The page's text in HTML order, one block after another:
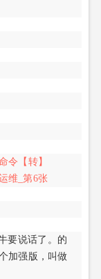
要说话了。的
加强版，叫做